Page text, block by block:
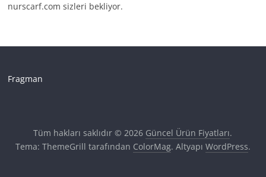
nurscarf.com sizleri bekliyor.
Fragman
Tüm hakları saklıdır © 2026 Güncel Ürün Fiyatları.
Tema: ThemeGrill tarafından ColorMag. Altyapı WordPress.